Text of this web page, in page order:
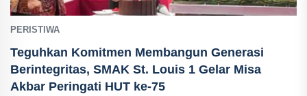
PERISTIWA
Teguhkan Komitmen Membangun Generasi
Berintegritas, SMAK St. Louis 1 Gelar Misa
Akbar Peringati HUT ke-75